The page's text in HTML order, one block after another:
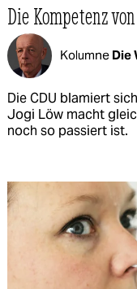
Die Kompetenz
Kolumne Die
Die CDU blamiert
Jogi Löw macht
noch so passiert ist.